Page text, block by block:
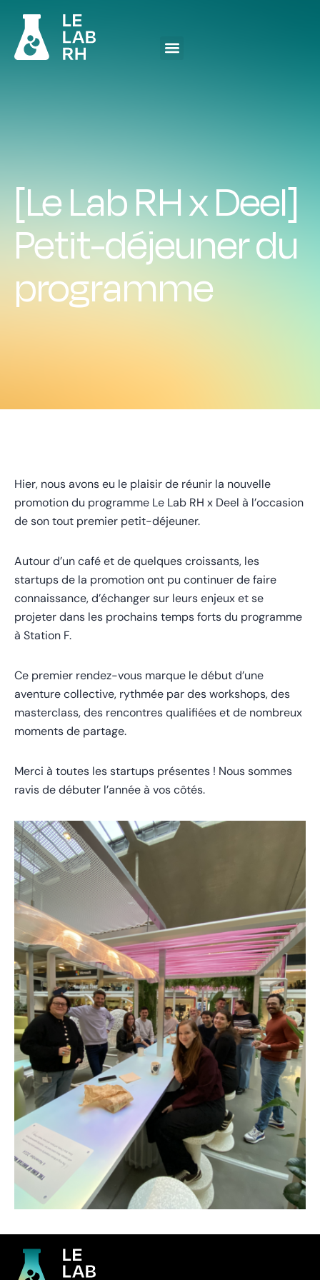
[Le Lab RH x Deel]
Petit-déjeuner du
programme
Hier, nous avons eu le plaisir de réunir la nouvelle
promotion du programme Le Lab RH x Deel à l’occasion
de son tout premier petit-déjeuner.
Autour d’un café et de quelques croissants, les
startups de la promotion ont pu continuer de faire
connaissance, d’échanger sur leurs enjeux et se
projeter dans les prochains temps forts du programme
à Station F.
Ce premier rendez-vous marque le début d’une
aventure collective, rythmée par des workshops, des
masterclass, des rencontres qualifiées et de nombreux
moments de partage.
Merci à toutes les startups présentes ! Nous sommes
ravis de débuter l’année à vos côtés.